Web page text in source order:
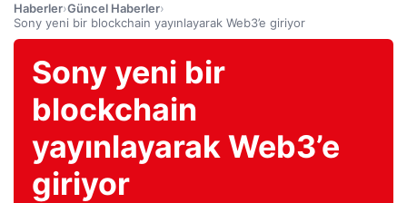
Haberler›Güncel Haberler›
Sony yeni bir blockchain yayınlayarak Web3’e giriyor
Sony yeni bir
blockchain
yayınlayarak Web3’e
giriyor